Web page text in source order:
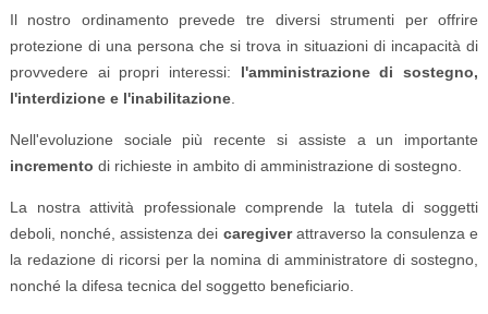
Il nostro ordinamento prevede tre diversi strumenti per offrire
protezione di una persona che si trova in situazioni di incapacità di
provvedere ai propri interessi: l'amministrazione di sostegno,
l'interdizione e l'inabilitazione.
Nell'evoluzione sociale più recente si assiste a un importante
incremento di richieste in ambito di amministrazione di sostegno.
La nostra attività professionale comprende la tutela di soggetti
deboli, nonché, assistenza dei caregiverattraverso la consulenza e
la redazione di ricorsi per la nomina di amministratore di sostegno,
nonché la difesa tecnica del soggetto beneficiario.